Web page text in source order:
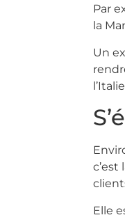
Par
la
Un
Elle